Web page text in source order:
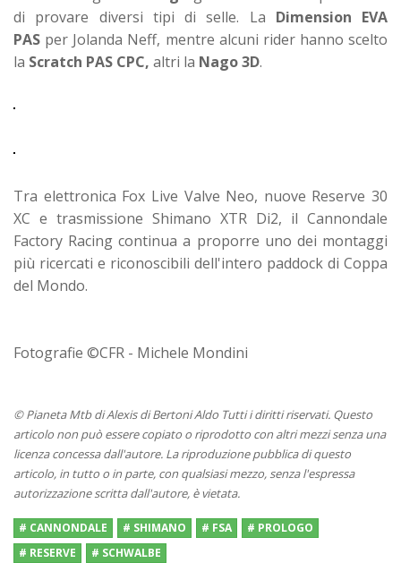
di provare diversi tipi di selle. La Dimension EVA
PAS per Jolanda Neff, mentre alcuni rider hanno scelto
la Scratch PAS CPC, altri la Nago 3D.
Tra elettronica Fox Live Valve Neo, nuove Reserve 30
XC e trasmissione Shimano XTR Di2, il Cannondale
Factory Racing continua a proporre uno dei montaggi
più ricercati e riconoscibili dell'intero paddock di Coppa
del Mondo.
Fotografie ©CFR - Michele Mondini
© Pianeta Mtb di Alexis di Bertoni Aldo Tutti i diritti riservati. Questo
articolo non può essere copiato o riprodotto con altri mezzi senza una
licenza concessa dall'autore. La riproduzione pubblica di questo
articolo, in tutto o in parte, con qualsiasi mezzo, senza l'espressa
autorizzazione scritta dall'autore, è vietata.
# CANNONDALE # SHIMANO # FSA
# PROLOGO
# RESERVE
# SCHWALBE